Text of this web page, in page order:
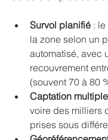
Survol planifié :
la zone selon un
automatisé, avec
recouvrement
(souvent 70 à 80
Captation multiple
voire des milliers
prises sous